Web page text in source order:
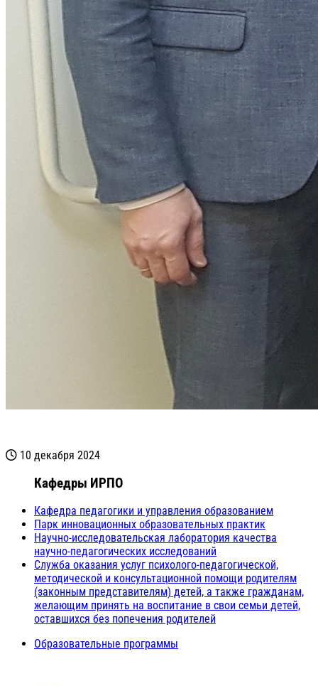
10 декабря 2024
Кафедры ИРПО
Кафедра педагогики и управления образованием
Парк инновационных образовательных практик
Научно-исследовательская лаборатория качества
научно-педагогических исследований
Служба оказания услуг психолого-педагогической,
методической и консультационной помощи родителям
(законным представителям) детей, а также гражданам,
желающим принять на воспитание в свои семьи детей,
оставшихся без попечения родителей
Образовательные программы